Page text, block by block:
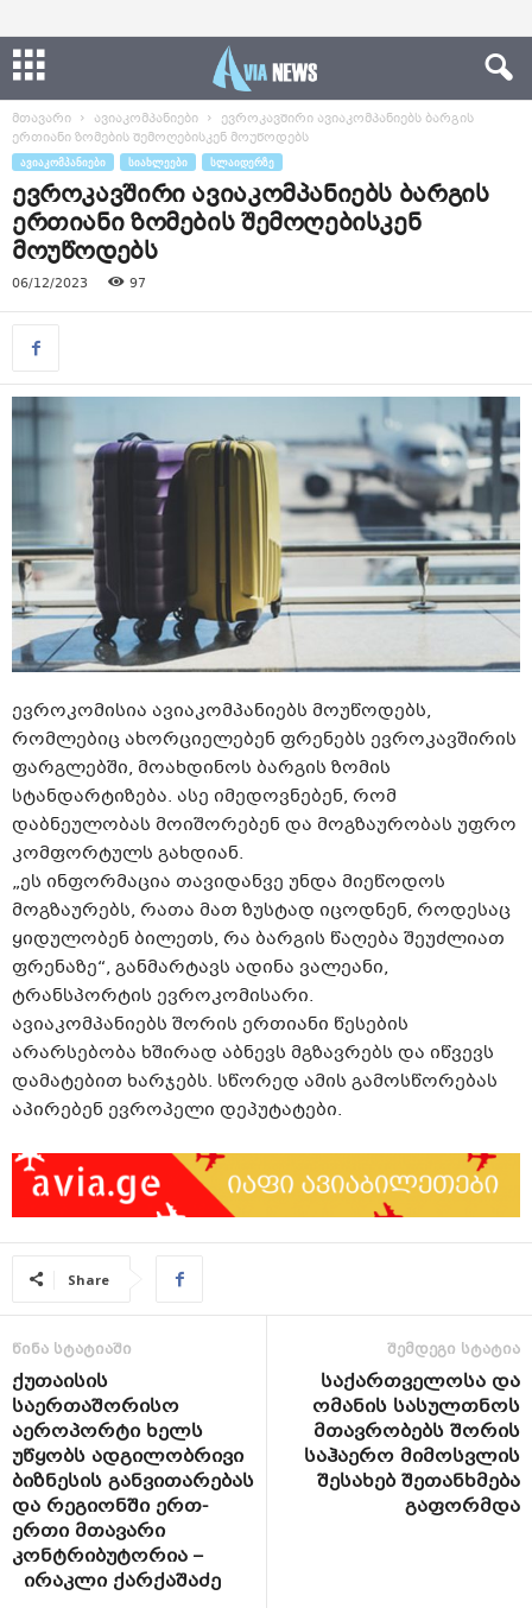
მთავარი ავიაკომპანიები
ევროკავშირი ავიაკომპანიებს ბარგის
ერთიანი ზომების შემოღებისკენ მოუწოდებს
ᲐᲕᲘᲐᲙᲝᲛᲞᲐᲜᲘᲔᲑᲘ ᲡᲘᲐᲮᲚᲔᲔᲑᲘ ᲡᲚᲐᲘᲓᲔᲠᲖᲔ
ევროკავშირი ავიაკომპანიებს ბარგის
ერთიანი ზომების შემოღებისკენ
მოუწოდებს
06/12/2023 97
ევროკომისია ავიაკომპანიებს მოუწოდებს,
რომლებიც ახორციელებენ ფრენებს ევროკავშირის
ფარგლებში, მოახდინოს ბარგის ზომის
სტანდარტიზება. ასე იმედოვნებენ, რომ
დაბნეულობას მოიშორებენ და მოგზაურობას უფრო
კომფორტულს გახდიან.
„ეს ინფორმაცია თავიდანვე უნდა მიეწოდოს
მოგზაურებს, რათა მათ ზუსტად იცოდნენ, როდესაც
ყიდულობენ ბილეთს, რა ბარგის წაღება შეუძლიათ
ფრენაზე“, განმარტავს ადინა ვალეანი,
ტრანსპორტის ევროკომისარი.
ავიაკომპანიებს შორის ერთიანი წესების
არარსებობა ხშირად აბნევს მგზავრებს და იწვევს
დამატებით ხარჯებს. სწორედ ამის გამოსწორებას
აპირებენ ევროპელი დეპუტატები.
Share
წინა სტატიაში
ქუთაისის
საერთაშორისო
აეროპორტი ხელს
უწყობს ადგილობრივი
ბიზნესის განვითარებას
და რეგიონში ერთ-
ერთი მთავარი
კონტრიბუტორია –
ირაკლი ქარქაშაძე
შემდეგი სტატია
საქართველოსა და
ომანის სასულთნოს
მთავრობებს შორის
საჰაერო მიმოსვლის
შესახებ შეთანხმება
გაფორმდა